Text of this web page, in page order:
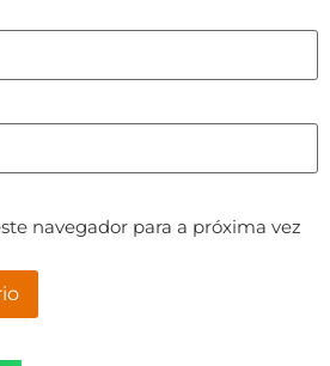
navegador para a próxima vez